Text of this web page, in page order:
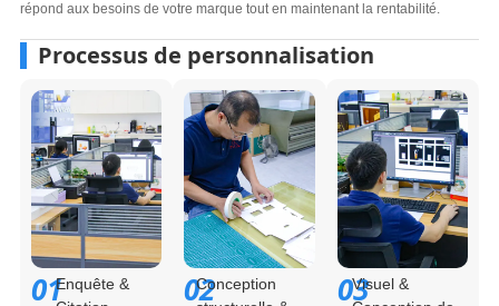
répond aux besoins de votre marque tout en maintenant la rentabilité.
Processus de personnalisation
01Enquête &
02
Conception
03Visuel &